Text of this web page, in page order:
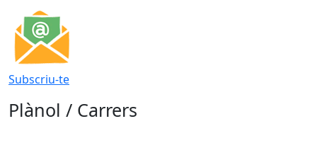
Subscriu-te
Plànol / Carrers